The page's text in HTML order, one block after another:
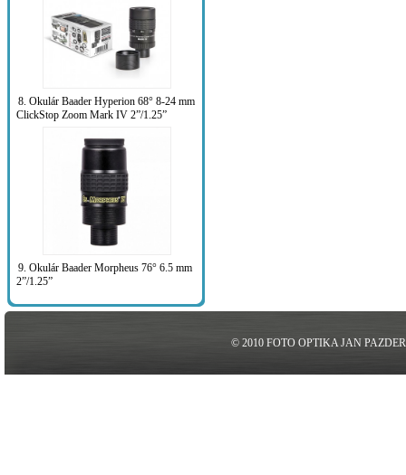
8. Okulár Baader Hyperion 68° 8-24 mm
ClickStop Zoom Mark IV 2”/1.25”
9. Okulár Baader Morpheus 76° 6.5 mm
2”/1.25”
© 2010 FOTO OPTIKA JAN